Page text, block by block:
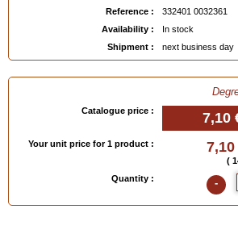
Reference :
332401 0032361
Availability :
In stock
Shipment :
next business day
Catalogue price : 7,10
Your unit price for 1 product : 7,10
(
Quantity :
-